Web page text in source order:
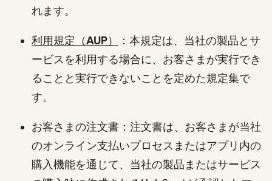
れます。
利用規定（AUP）
：本規定は、当社の製品とサ
ービスを利用する場合に、お客さまが実行でき
ることと実行できないことを定めた規定集で
す。
お客さまの注文書：注文書は、お客さまが当社
のオンライン支払いプロセスまたはアプリ内の
購入機能を通じて、当社の製品またはサービス